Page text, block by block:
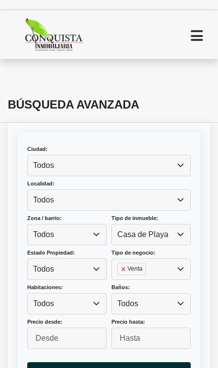
BÚSQUEDA AVANZADA
Ciudad:
Todos
Localidad:
Todos
Zona / barrio:
Todos
Tipo de inmueble:
Casa de Playa
Estado Propiedad:
Todos
Tipo de negocio:
Venta
Habitaciones:
Todos
Baños:
Todos
Precio desde: Precio hasta: